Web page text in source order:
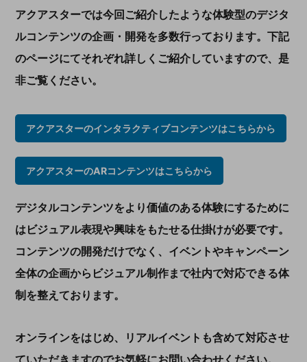
アクアスターでは今回ご紹介したような体験型のデジタ
ルコンテンツの企画・開発を多数行っております。下記
のページにてそれぞれ詳しくご紹介していますので、是
非ご覧ください。
アクアスターのインタラクティブコンテンツはこちらから
アクアスターのARコンテンツはこちらから
デジタルコンテンツをより価値のある体験にするために
はビジュアル表現や興味をもたせる仕掛けが必要です。
コンテンツの開発だけでなく、イベントやキャンペーン
全体の企画からビジュアル制作まで社内で対応できる体
制を整えております。
オンラインをはじめ、リアルイベントも含めて対応させ
ていただきますのでお気軽にお問い合わせください。